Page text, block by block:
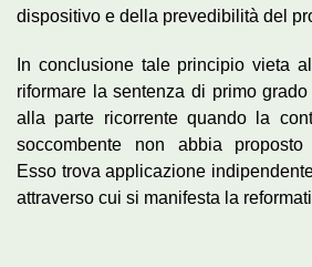
dispositivo e della prevedibilità del
In conclusione tale principio vieta
riformare la sentenza di primo
alla parte ricorrente quando la
soccombente non abbia
Esso trova applicazione
attraverso cui si manifesta la